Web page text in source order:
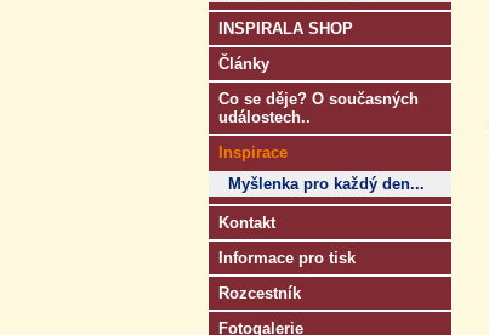
INSPIRALA SHOP
Články
Co se děje? O současných
událostech..
Inspirace
Myšlenka pro každý den...
Kontakt
Informace pro tisk
Rozcestník
Fotogalerie